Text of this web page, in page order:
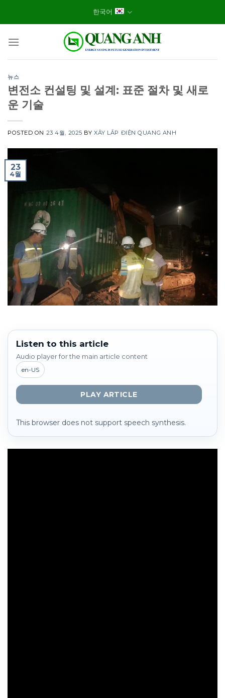
한국어
뉴스
변전소 컨설팅 및 설계: 표준 절차 및 새로
운 기술
POSTED ON 23 4월, 2025 BYXÂY LẮP ĐIỆN QUANG ANH
23
4월
Listen to this article
Audio player for the main article content
en-US
PLAY ARTICLE
This browser does not support speech synthesis.